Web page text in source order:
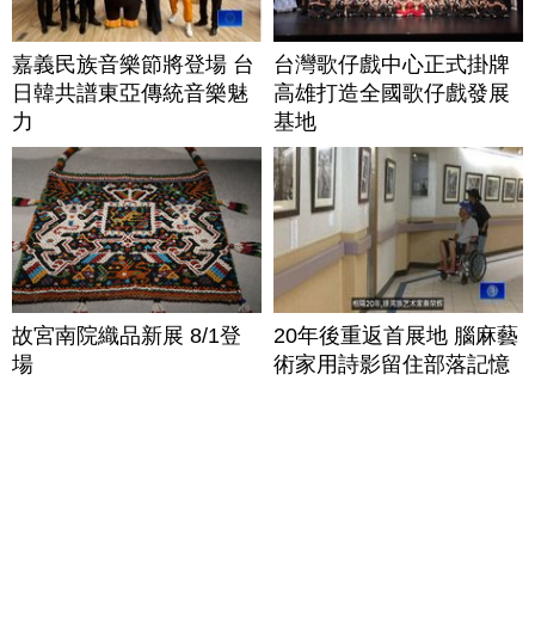
嘉義民族音樂節將登場 台
日韓共譜東亞傳統音樂魅
力
台灣歌仔戲中心正式掛牌
高雄打造全國歌仔戲發展
基地
故宮南院織品新展 8/1登
場
20年後重返首展地 腦麻藝
術家用詩影留住部落記憶